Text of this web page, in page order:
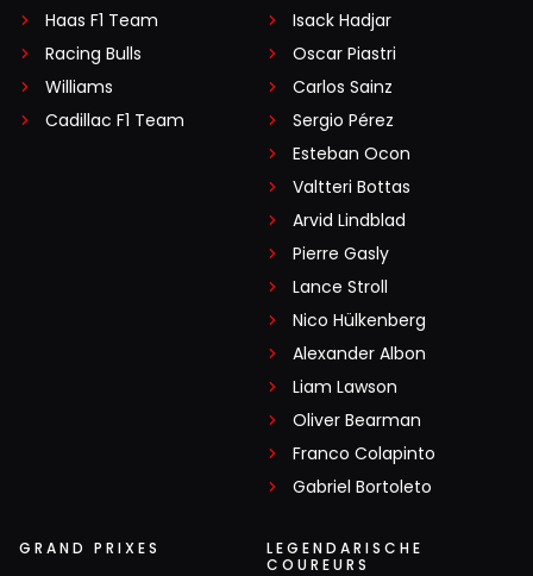
Haas F1 Team
Racing Bulls
Williams
Cadillac F1 Team
Isack Hadjar
Oscar Piastri
Carlos Sainz
Sergio Pérez
Esteban Ocon
Valtteri Bottas
Arvid Lindblad
Pierre Gasly
Lance Stroll
Nico Hülkenberg
Alexander Albon
Liam Lawson
Oliver Bearman
Franco Colapinto
Gabriel Bortoleto
GRAND PRIXES
LEGENDARISCHE
COUREURS